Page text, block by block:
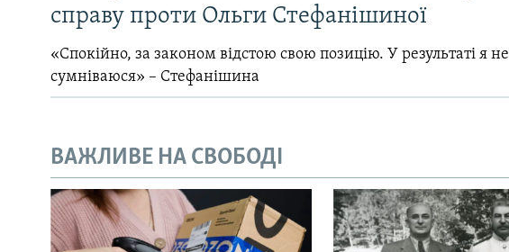
справу проти Ольги Стефанішиної
«Спокійно, за законом відстою свою позицію. У результаті я не
сумніваюся» – Стефанішина
ВАЖЛИВЕ НА СВОБОДІ